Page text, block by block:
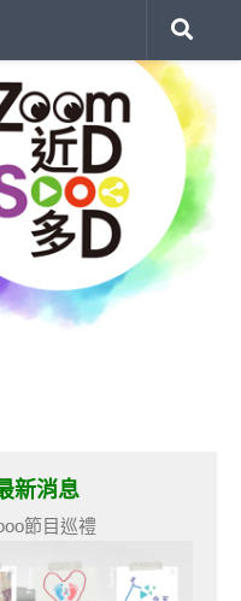
新消息
節目巡禮